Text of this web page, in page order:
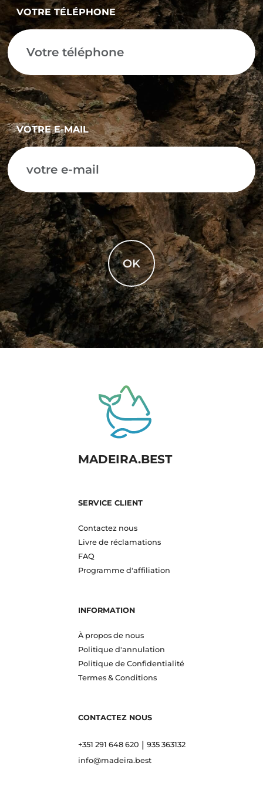
VOTRE TÉLÉPHONE
VOTRE E-MAIL
OK
MADEIRA.BEST
SERVICE CLIENT
Contactez nous
Livre de réclamations
FAQ
Programme d'affiliation
INFORMATION
À propos de nous
Politique d'annulation
Politique de Confidentialité
Termes & Conditions
CONTACTEZ NOUS
+351 291 648 620 | 935 363132
info@madeira.best